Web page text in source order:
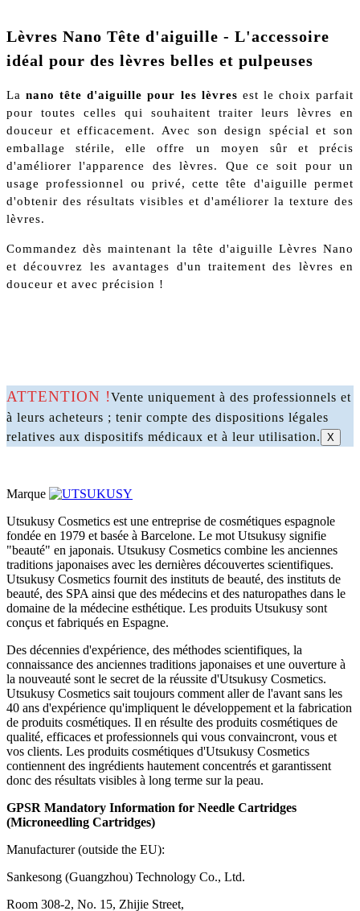
Lèvres Nano Tête d'aiguille - L'accessoire
idéal pour des lèvres belles et pulpeuses
Lanano tête d'aiguille pour les lèvres est le choix parfait
pour toutes celles qui souhaitent traiter leurs lèvres en
douceur et efficacement. Avec son design spécial et son
emballage stérile, elle offre un moyen sûr et précis
d'améliorer l'apparence des lèvres. Que ce soit pour un
usage professionnel ou privé, cette tête d'aiguille permet
d'obtenir des résultats visibles et d'améliorer la texture des
lèvres.
Commandez dès maintenant la tête d'aiguille Lèvres Nano
et découvrez les avantages d'un traitement des lèvres en
douceur et avec précision !
ATTENTION !Vente uniquement à des professionnels et
à leurs acheteurs ; tenir compte des dispositions légales
relatives aux dispositifs médicaux et à leur utilisation.
X
Marque
Utsukusy Cosmetics est une entreprise de cosmétiques espagnole
fondée en 1979 et basée à Barcelone. Le mot Utsukusy signifie
"beauté" en japonais. Utsukusy Cosmetics combine les anciennes
traditions japonaises avec les dernières découvertes scientifiques.
Utsukusy Cosmetics fournit des instituts de beauté, des instituts de
beauté, des SPA ainsi que des médecins et des naturopathes dans le
domaine de la médecine esthétique. Les produits Utsukusy sont
conçus et fabriqués en Espagne.
Des décennies d'expérience, des méthodes scientifiques, la
connaissance des anciennes traditions japonaises et une ouverture à
la nouveauté sont le secret de la réussite d'Utsukusy Cosmetics.
Utsukusy Cosmetics sait toujours comment aller de l'avant sans les
40 ans d'expérience qu'impliquent le développement et la fabrication
de produits cosmétiques. Il en résulte des produits cosmétiques de
qualité, efficaces et professionnels qui vous convaincront, vous et
vos clients. Les produits cosmétiques d'Utsukusy Cosmetics
contiennent des ingrédients hautement concentrés et garantissent
donc des résultats visibles à long terme sur la peau.
GPSR Mandatory Information for Needle Cartridges
(Microneedling Cartridges)
Manufacturer (outside the EU):
Sankesong (Guangzhou) Technology Co., Ltd.
Room 308-2, No. 15, Zhijie Street,